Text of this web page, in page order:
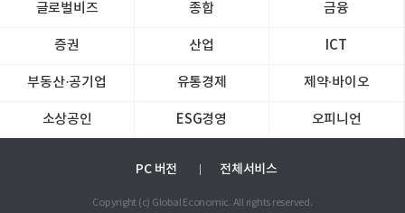
글로벌비즈 종합 금융
증권 산업 ICT
부동산·공기업 유통경제 제약∙바이오
소상공인 ESG경영 오피니언
PC 버전 전체서비스
Copyright (c) Global Economic. All rights reserved.